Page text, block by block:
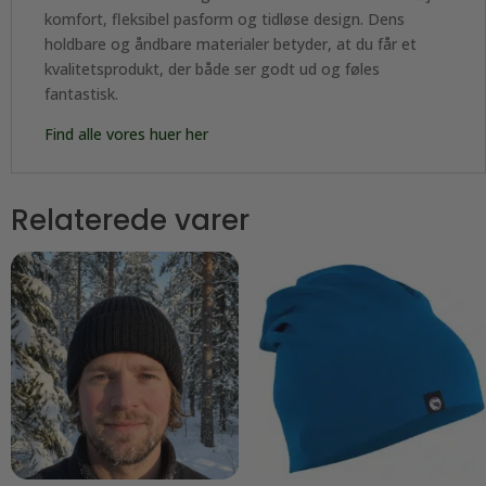
komfort, fleksibel pasform og tidløse design. Dens
holdbare og åndbare materialer betyder, at du får et
kvalitetsprodukt, der både ser godt ud og føles
fantastisk.
Find alle vores huer her
Relaterede varer